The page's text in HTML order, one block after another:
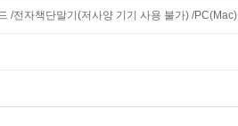
/전자책단말기(저사양 기기 사용 불가) /PC(Mac)